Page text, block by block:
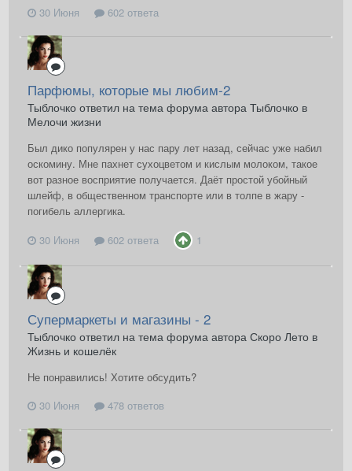
30 Июня 602 ответа
Парфюмы, которые мы любим-2
Тыблочко ответил на тема форума автора Тыблочко в
Мелочи жизни
Был дико популярен у нас пару лет назад, сейчас уже набил
оскомину. Мне пахнет сухоцветом и кислым молоком, такое
вот разное восприятие получается. Даёт простой убойный
шлейф, в общественном транспорте или в толпе в жару -
погибель аллергика.
30 Июня
602 ответа 1
Супермаркеты и магазины - 2
Тыблочко ответил на тема форума автора Скоро Лето в
Жизнь и кошелёк
Не понравились! Хотите обсудить?
30 Июня
478 ответов